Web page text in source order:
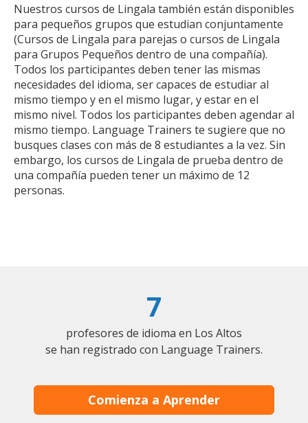
Nuestros cursos de Lingala también están disponibles
para pequeños grupos que estudian conjuntamente
(Cursos de Lingala para parejas o cursos de Lingala
para Grupos Pequeños dentro de una compañía).
Todos los participantes deben tener las mismas
necesidades del idioma, ser capaces de estudiar al
mismo tiempo y en el mismo lugar, y estar en el
mismo nivel. Todos los participantes deben agendar al
mismo tiempo. Language Trainers te sugiere que no
busques clases con más de 8 estudiantes a la vez. Sin
embargo, los cursos de Lingala de prueba dentro de
una compañía pueden tener un máximo de 12
personas.
7
profesores de idioma en Los Altos
se han registrado con Language Trainers.
Comienza a Aprender